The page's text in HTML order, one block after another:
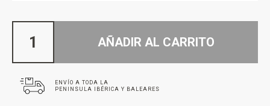
AÑADIR AL CARRITO
ENVÍO A TODA LA
PENINSULA IBÉRICA Y BALEARES